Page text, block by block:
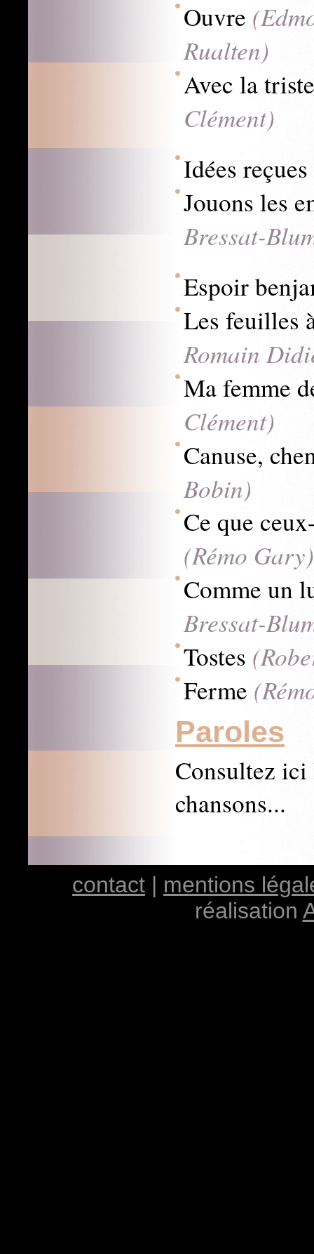
Ouvre
Rualten)
Avec la
Clément)
Idées reçues
Jouons les
Bressat-
Espoir
Les feuilles
Romain
Ma femme
Clément)
Canuse,
Bobin)
Ce que
(Rémo Gary)
Comme un
Bressat-
Tostes
Ferme
Paroles
Consultez ici
chansons...
contact | mentions
réalisation